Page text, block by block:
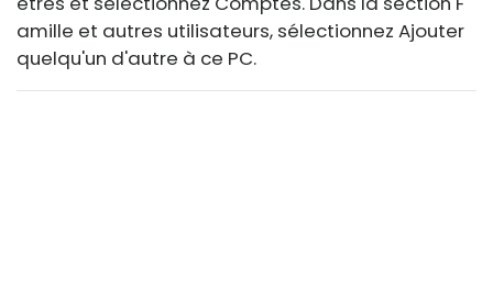
amille et autres utilisateurs, sélectionnez Ajouter
quelqu'un d'autre à ce PC.